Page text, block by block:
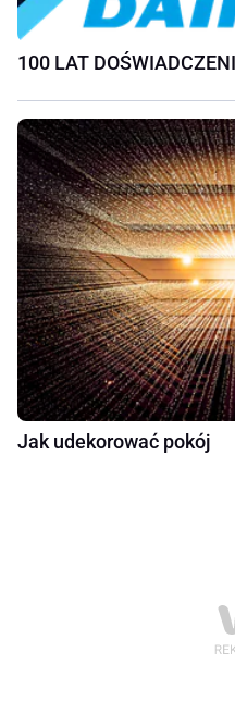
100 LAT
Jak udekorować pokój